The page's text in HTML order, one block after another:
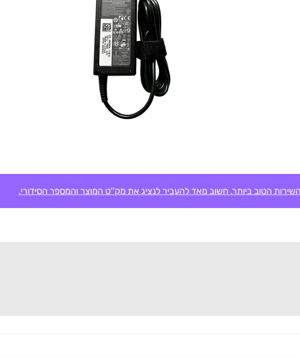
הטוב ביותר. חשוב מאד להעביר לנציג את מק''ט המוצר והמספר הסידורי.